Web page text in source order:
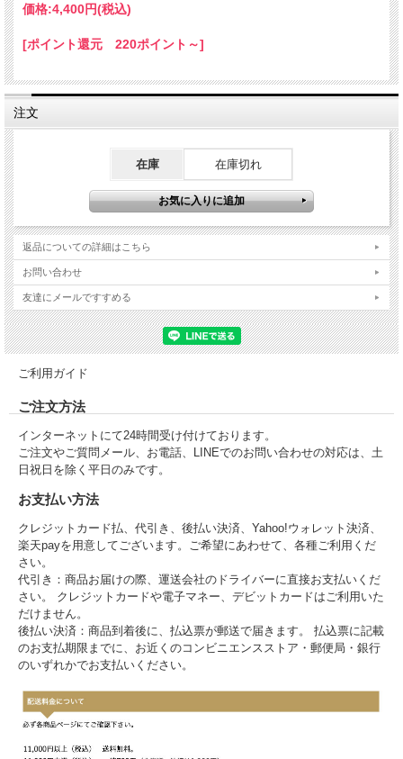
○保湿・引き締め効果
【香り】
【主な配合成分】
クレーパウダー（カオリン）
・余分な皮脂を吸着し、化粧崩れを防止
・クレーに含まれるミネラルでお肌のハリを保つ
ローズウォーター（センチフォリアバラ花水）
海洋深層水（海水）
・お肌に必要なミネラルを与える
アロエバラ葉エキス
・お肌のハリ低下や、たるみにアプローチ
注意：ミストをかけた後はお肌を擦らないでください。
価格:4,400円(税込)
[ポイント還元 220ポイント～]
注文
在庫 在庫切れ
返品についての詳細はこちら
お問い合わせ
友達にメールですすめる
ご利用ガイド
ご注文方法
インターネットにて24時間受け付けております。
ご注文やご質問メール、お電話、LINEでのお問い合わせの対応は、土
日祝日を除く平日のみです。
お支払い方法
クレジットカード払、代引き、後払い決済、Yahoo!ウォレット決済、
楽天payを用意してございます。ご希望にあわせて、各種ご利用くだ
さい。
代引き：商品お届けの際、運送会社のドライバーに直接お支払いくだ
さい。 クレジットカードや電子マネー、デビットカードはご利用いた
だけません。
後払い決済：商品到着後に、払込票が郵送で届きます。 払込票に記載
のお支払期限までに、お近くのコンビニエンスストア・郵便局・銀行
のいずれかでお支払いください。